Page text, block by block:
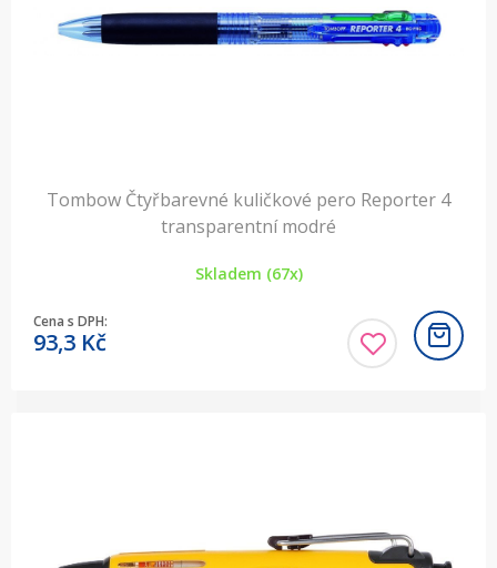
Tombow Čtyřbarevné kuličkové pero Reporter 4
transparentní modré
Skladem (67x)
Cena s DPH:
93,3 Kč